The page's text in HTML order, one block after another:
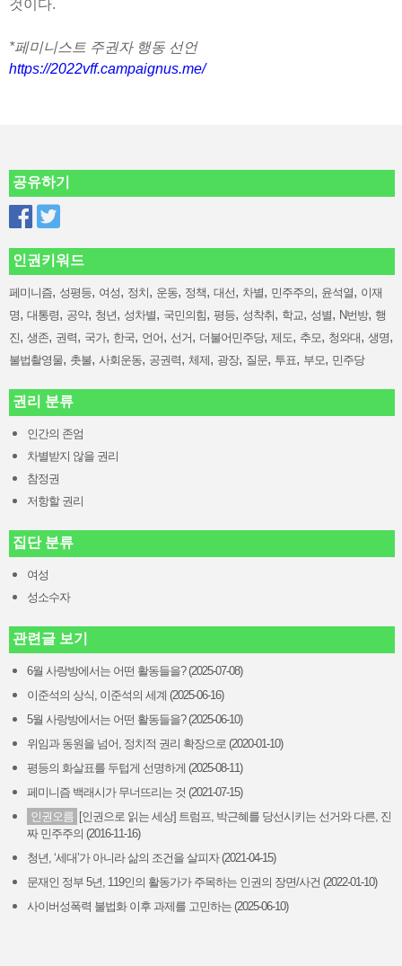
것이다.
*페미니스트 주권자 행동 선언
https://2022vff.campaignus.me/
공유하기
인권키워드
페미니즘, 성평등, 여성, 정치, 운동, 정책, 대선, 차별, 민주주의, 윤석열, 이재
명, 대통령, 공약, 청년, 성차별, 국민의힘, 평등, 성착취, 학교, 성별, N번방, 행
진, 생존, 권력, 국가, 한국, 언어, 선거, 더불어민주당, 제도, 추모, 청와대, 생명,
불법촬영물, 촛불, 사회운동, 공권력, 체제, 광장, 질문, 투표, 부모, 민주당
권리 분류
인간의 존엄
차별받지 않을 권리
참정권
저항할 권리
집단 분류
여성
성소수자
관련글 보기
6월 사랑방에서는 어떤 활동들을? (2025-07-08)
이준석의 상식, 이준석의 세계 (2025-06-16)
5월 사랑방에서는 어떤 활동들을? (2025-06-10)
위임과 동원을 넘어, 정치적 권리 확장으로 (2020-01-10)
평등의 화살표를 두텁게 선명하게 (2025-08-11)
페미니즘 백래시가 무너뜨리는 것 (2021-07-15)
인권오름 [인권으로 읽는 세상] 트럼프, 박근혜를 당선시키는 선거와 다른, 진
짜 민주주의 (2016-11-16)
청년, ‘세대’가 아니라 삶의 조건을 살피자 (2021-04-15)
문재인 정부 5년, 119인의 활동가가 주목하는 인권의 장면/사건 (2022-01-10)
사이버성폭력 불법화 이후 과제를 고민하는 (2025-06-10)